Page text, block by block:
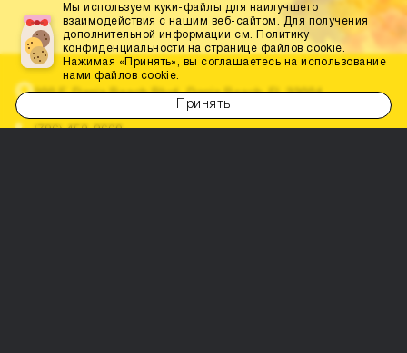
200 E. Dania Beach Blvd., Dania Beach, FL 33004
(786) 452-3660
Мы используем куки-файлы для наилучшего
взаимодействия с нашим веб-сайтом. Для получения
дополнительной информации см. Политику
конфиденциальности на странице файлов cookie.
Нажимая «Принять», вы соглашаетесь на использование
нами файлов cookie.
Принять